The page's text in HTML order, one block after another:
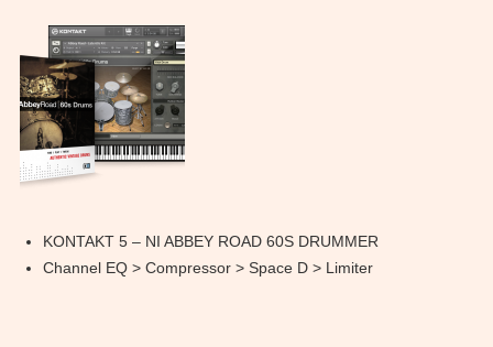
KONTAKT 5 – NI ABBEY ROAD 60S DRUMMER
Channel EQ > Compressor > Space D > Limiter